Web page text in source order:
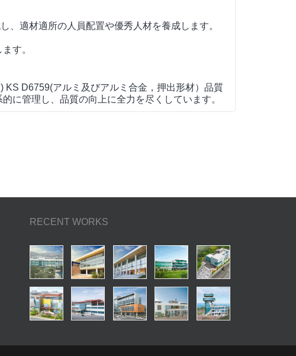
、適材適所の人員配置や優秀人材を養成します。
す。
KS D6759(アルミ及びアルミ合金，押出形材）品質
に管理し、品質の向上に全力を尽くしています。
RECENT WORKS